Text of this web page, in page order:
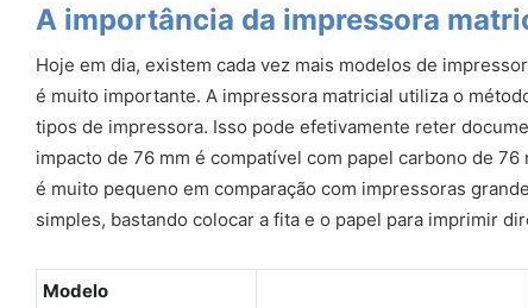
A importância da impressora
Hoje em dia, existem cada vez mais modelos de
é muito importante. A impressora matricial utiliza o
tipos de impressora. Isso pode efetivamente reter
impacto de 76 mm é compatível com papel carbono de
é muito pequeno em comparação com impressoras
simples, bastando colocar a fita e o papel para imprimir
Modelo